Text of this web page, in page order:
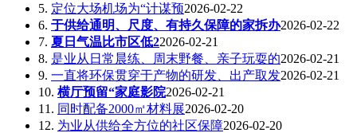
5. 定位大场机场为“计谋预2026-02-22
6. 于供给通明、尺度、有持久保障的家拆办2026-02-22
7. 夏日气温比市区低22026-02-21
8. 是业从日常晨练、周末野餐、亲子玩耍的2026-02-21
9. 一直将环保贯穿于产物的研发、出产取发2026-02-21
10. 横厅预留“家庭影院2026-02-21
11. 同时配备2000㎡材料展2026-02-20
12. 为业从供给全方位的社区保障2026-02-20